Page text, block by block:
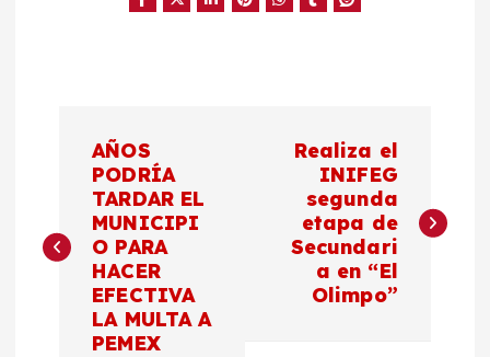
v
AÑOS
PODRÍA
TARDAR EL
MUNICIPI
O PARA
HACER
EFECTIVA
LA MULTA A
PEMEX
Realiza el
INIFEG
segunda
etapa de
Secundari
a en “El
Olimpo”